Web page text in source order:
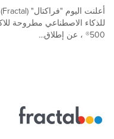
500® ، عن إطلاق...